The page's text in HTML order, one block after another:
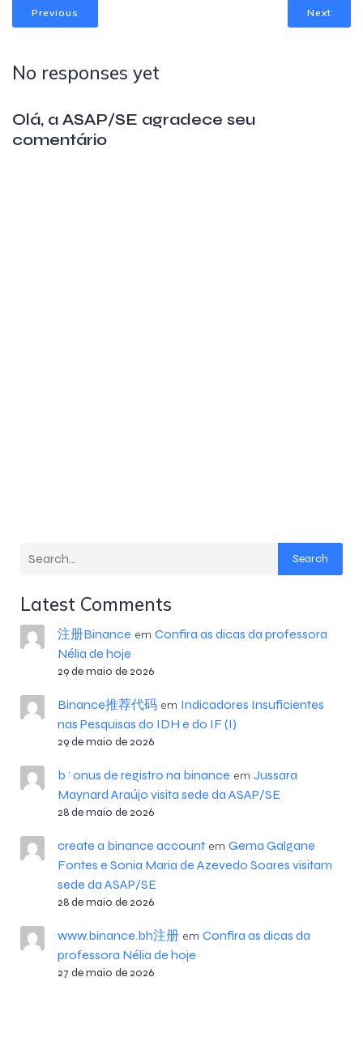
Previous Next
No responses yet
Olá, a ASAP/SE agradece seu
comentário
Search
Latest Comments
注册Binance em Confira as dicas da professora
Nélia de hoje
29 de maio de 2026
Binance推荐代码em Indicadores Insuficientes
nas Pesquisas do IDH e do IF (I)
29 de maio de 2026
b^onus de registro na binance em Jussara
Maynard Araújo visita sede da ASAP/SE
28 de maio de 2026
create a binance accountem Gema Galgane
Fontes e Sonia Maria de Azevedo Soares visitam
sede da ASAP/SE
28 de maio de 2026
www.binance.bh注册em Confira as dicas da
professora Nélia de hoje
27 de maio de 2026